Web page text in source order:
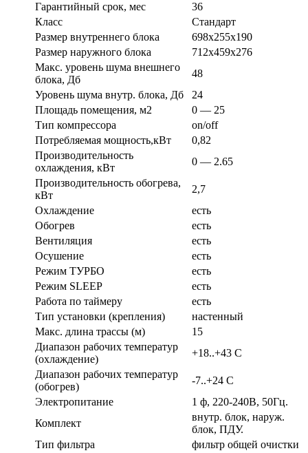
Гарантийный срок, мес
36
Класс
Стандарт
Размер внутреннего блока
698х255х190
Размер наружного блока
712х459х276
Макс. уровень шума внешнего
блока, Дб
48
Уровень шума внутр. блока, Дб
24
Площадь помещения, м2
0 — 25
Тип компрессора
on/off
Потребляемая мощность,кВт
0,82
Производительность
охлаждения, кВт
0 — 2.65
Производительность обогрева,
кВт
2,7
Охлаждение
есть
Обогрев
есть
Вентиляция
есть
Осушение
есть
Режим ТУРБО
есть
Режим SLEEP
есть
Работа по таймеру
есть
Тип установки (крепления)
настенный
Макс. длина трассы (м)
15
Диапазон рабочих температур
(охлаждение)
+18..+43 C
Диапазон рабочих температур
(обогрев)
-7..+24 С
Электропитание
1 ф, 220-240В, 50Гц.
Комплект
внутр. блок, наруж.
блок, ПДУ.
Тип фильтра
фильтр общей очистки